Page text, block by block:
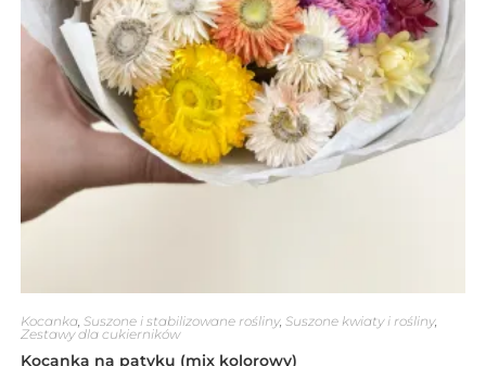
Kocanka, Suszone i stabilizowane rośliny, Suszone kwiaty i rośliny,
Zestawy dla cukierników
Kocanka na patyku (mix kolorowy)